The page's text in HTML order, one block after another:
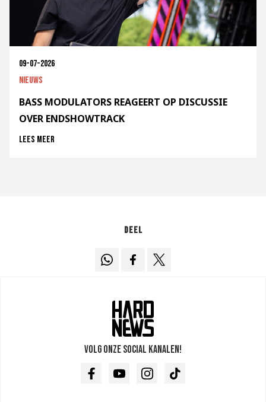
09-07-2026
Nieuws
BASS MODULATORS REAGEERT OP DISCUSSIE
OVER ENDSHOWTRACK
Lees meer
Deel
Volg onze social kanalen!
FacebookYoutubeInstagramTikTok